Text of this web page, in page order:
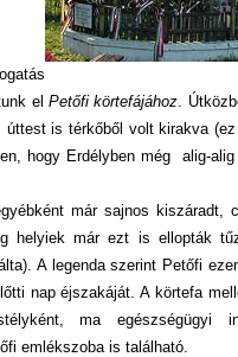
el Petőfi körtefájához.
úttest is térkőből volt kirakva
hogy Erdélyben még alig-alig
már sajnos kiszáradt,
helyiek már ezt is ellopták
A legenda szerint Petőfi
nap éjszakáját. A körtefa
ma egészségügyi
emlékszoba is található.